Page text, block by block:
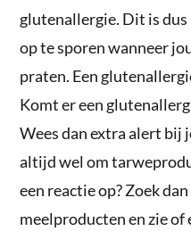
glutenallergie. Dit is
op te sporen wanneer
praten. Een
Komt er een
Wees dan extra alert bij
altijd wel om
een reactie op? Zoek
meelproducten en zie of